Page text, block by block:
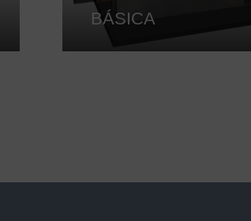
BÁSICA